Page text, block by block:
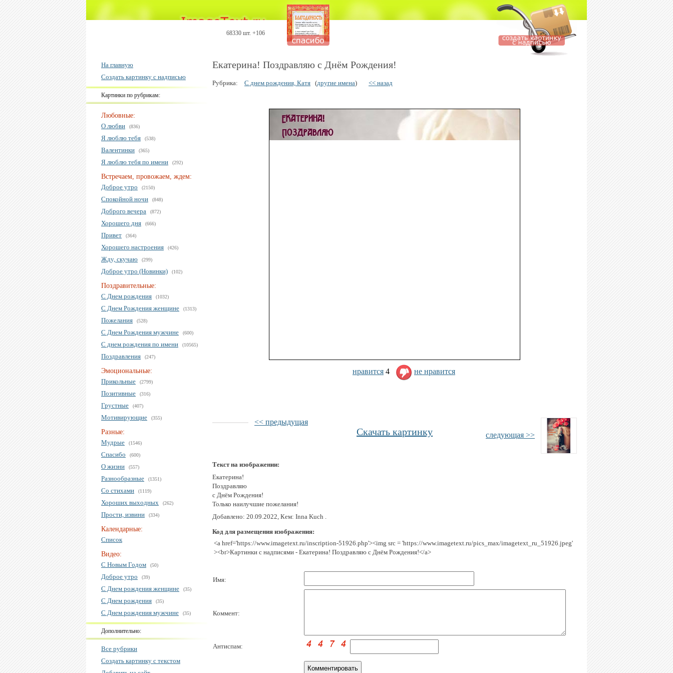
68330 шт. +106
На главную
Создать картинку с надписью
Картинки по рубрикам:
Любовные:
О любви
(836)
Я люблю тебя (538)
Валентинки (365)
Я люблю тебя по имени (292)
Встречаем, провожаем, ждем:
Доброе утро
(2150)
Спокойной ночи (848)
Доброго вечера (872)
Хорошего дня (666)
Привет (364)
Хорошего настроения (426)
Жду, скучаю (299)
Доброе утро (Новинки) (102)
Поздравительные:
С Днем рождения
(1032)
С Днем Рождения женщине (1313)
Пожелания (528)
С Днем Рождения мужчине (600)
С днем рождения по имени (10565)
Поздравления (247)
Эмоциональные:
Прикольные
(2799)
Позитивные (316)
Грустные (407)
Мотивирующие (355)
Разные:
Мудрые
(1546)
Спасибо (600)
О жизни (557)
Разнообразные (1351)
Со стихами (1119)
Хороших выходных (262)
Прости, извини (334)
Календарные:
Список
Видео:
С Новым Годом
(50)
Доброе утро (39)
С Днем рождения женщине (35)
С Днем рождения (35)
С Днем рождения мужчине (35)
Дополнительно:
Все рубрики
Создать картинку с текстом
Екатерина! Поздравляю с Днём Рождения!
Рубрика: С днем рождения, Катя (другие имена) << назад
нравится 4 не нравится
<< предыдущая
следующая >>
Скачать картинку
Текст на изображении:
Екатерина!
Поздравляю
с Днём Рождения!
Только наилучшие пожелания!
Добавлено: 20.09.2022, Кем: Inna Kuch .
Код для размещения изображения:
<a href='https://www.imagetext.ru/inscription-51926.php'><img src = 'https://www.imagetext.ru/pics_max/imagetext_ru_51926.jpeg'
><br>Картинки с надписями - Екатерина! Поздравляю с Днём Рождения!</a>
Имя:
Коммент:
Антиспам: